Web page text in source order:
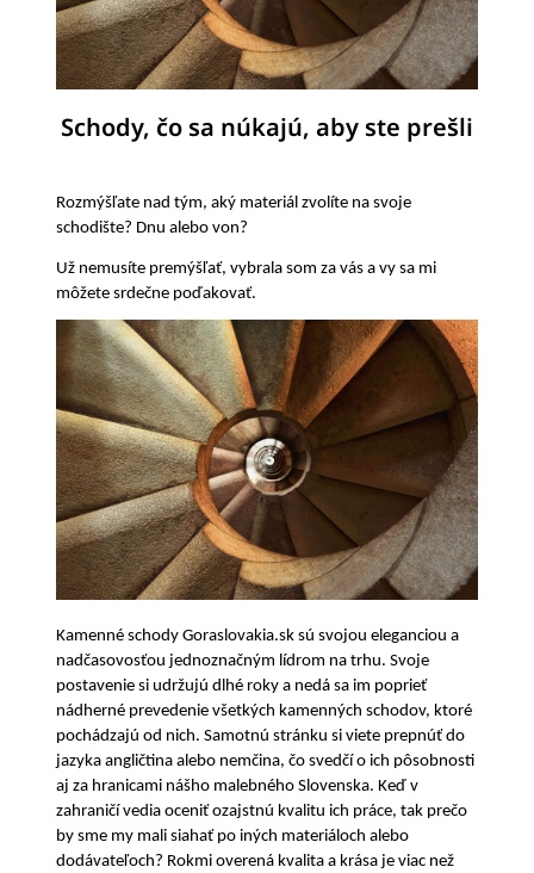
Schody, čo sa núkajú, aby ste prešli
Rozmýšľate nad tým, aký materiál zvolíte na svoje
schodište? Dnu alebo von?
Už nemusíte premýšľať, vybrala som za vás a vy sa mi
môžete srdečne poďakovať.
Kamenné schody Goraslovakia.sk sú svojou eleganciou a
nadčasovosťou jednoznačným lídrom na trhu. Svoje
postavenie si udržujú dlhé roky a nedá sa im poprieť
nádherné prevedenie všetkých kamenných schodov, ktoré
pochádzajú od nich. Samotnú stránku si viete prepnúť do
jazyka angličtina alebo nemčina, čo svedčí o ich pôsobnosti
aj za hranicami nášho malebného Slovenska. Keď v
zahraničí vedia oceniť ozajstnú kvalitu ich práce, tak prečo
by sme my mali siahať po iných materiáloch alebo
dodávateľoch? Rokmi overená kvalita a krása je viac než